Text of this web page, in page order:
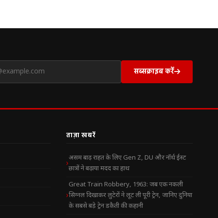
सब्सक्राइब करें
ताज़ा खबरें
असम बाढ़ राहत के लिए Gen Z, DU और नॉर्थ ईस्ट
छात्रों ने बढ़ाया मदद का हाथ
Great Train Robbery, 1963: जब एक नकली
सिग्नल दिखाकर लुटेरों ने लूट ली पूरी ट्रेन, जानिए दुनिया
के सबसे बड़े ट्रेन डकैती की कहानी